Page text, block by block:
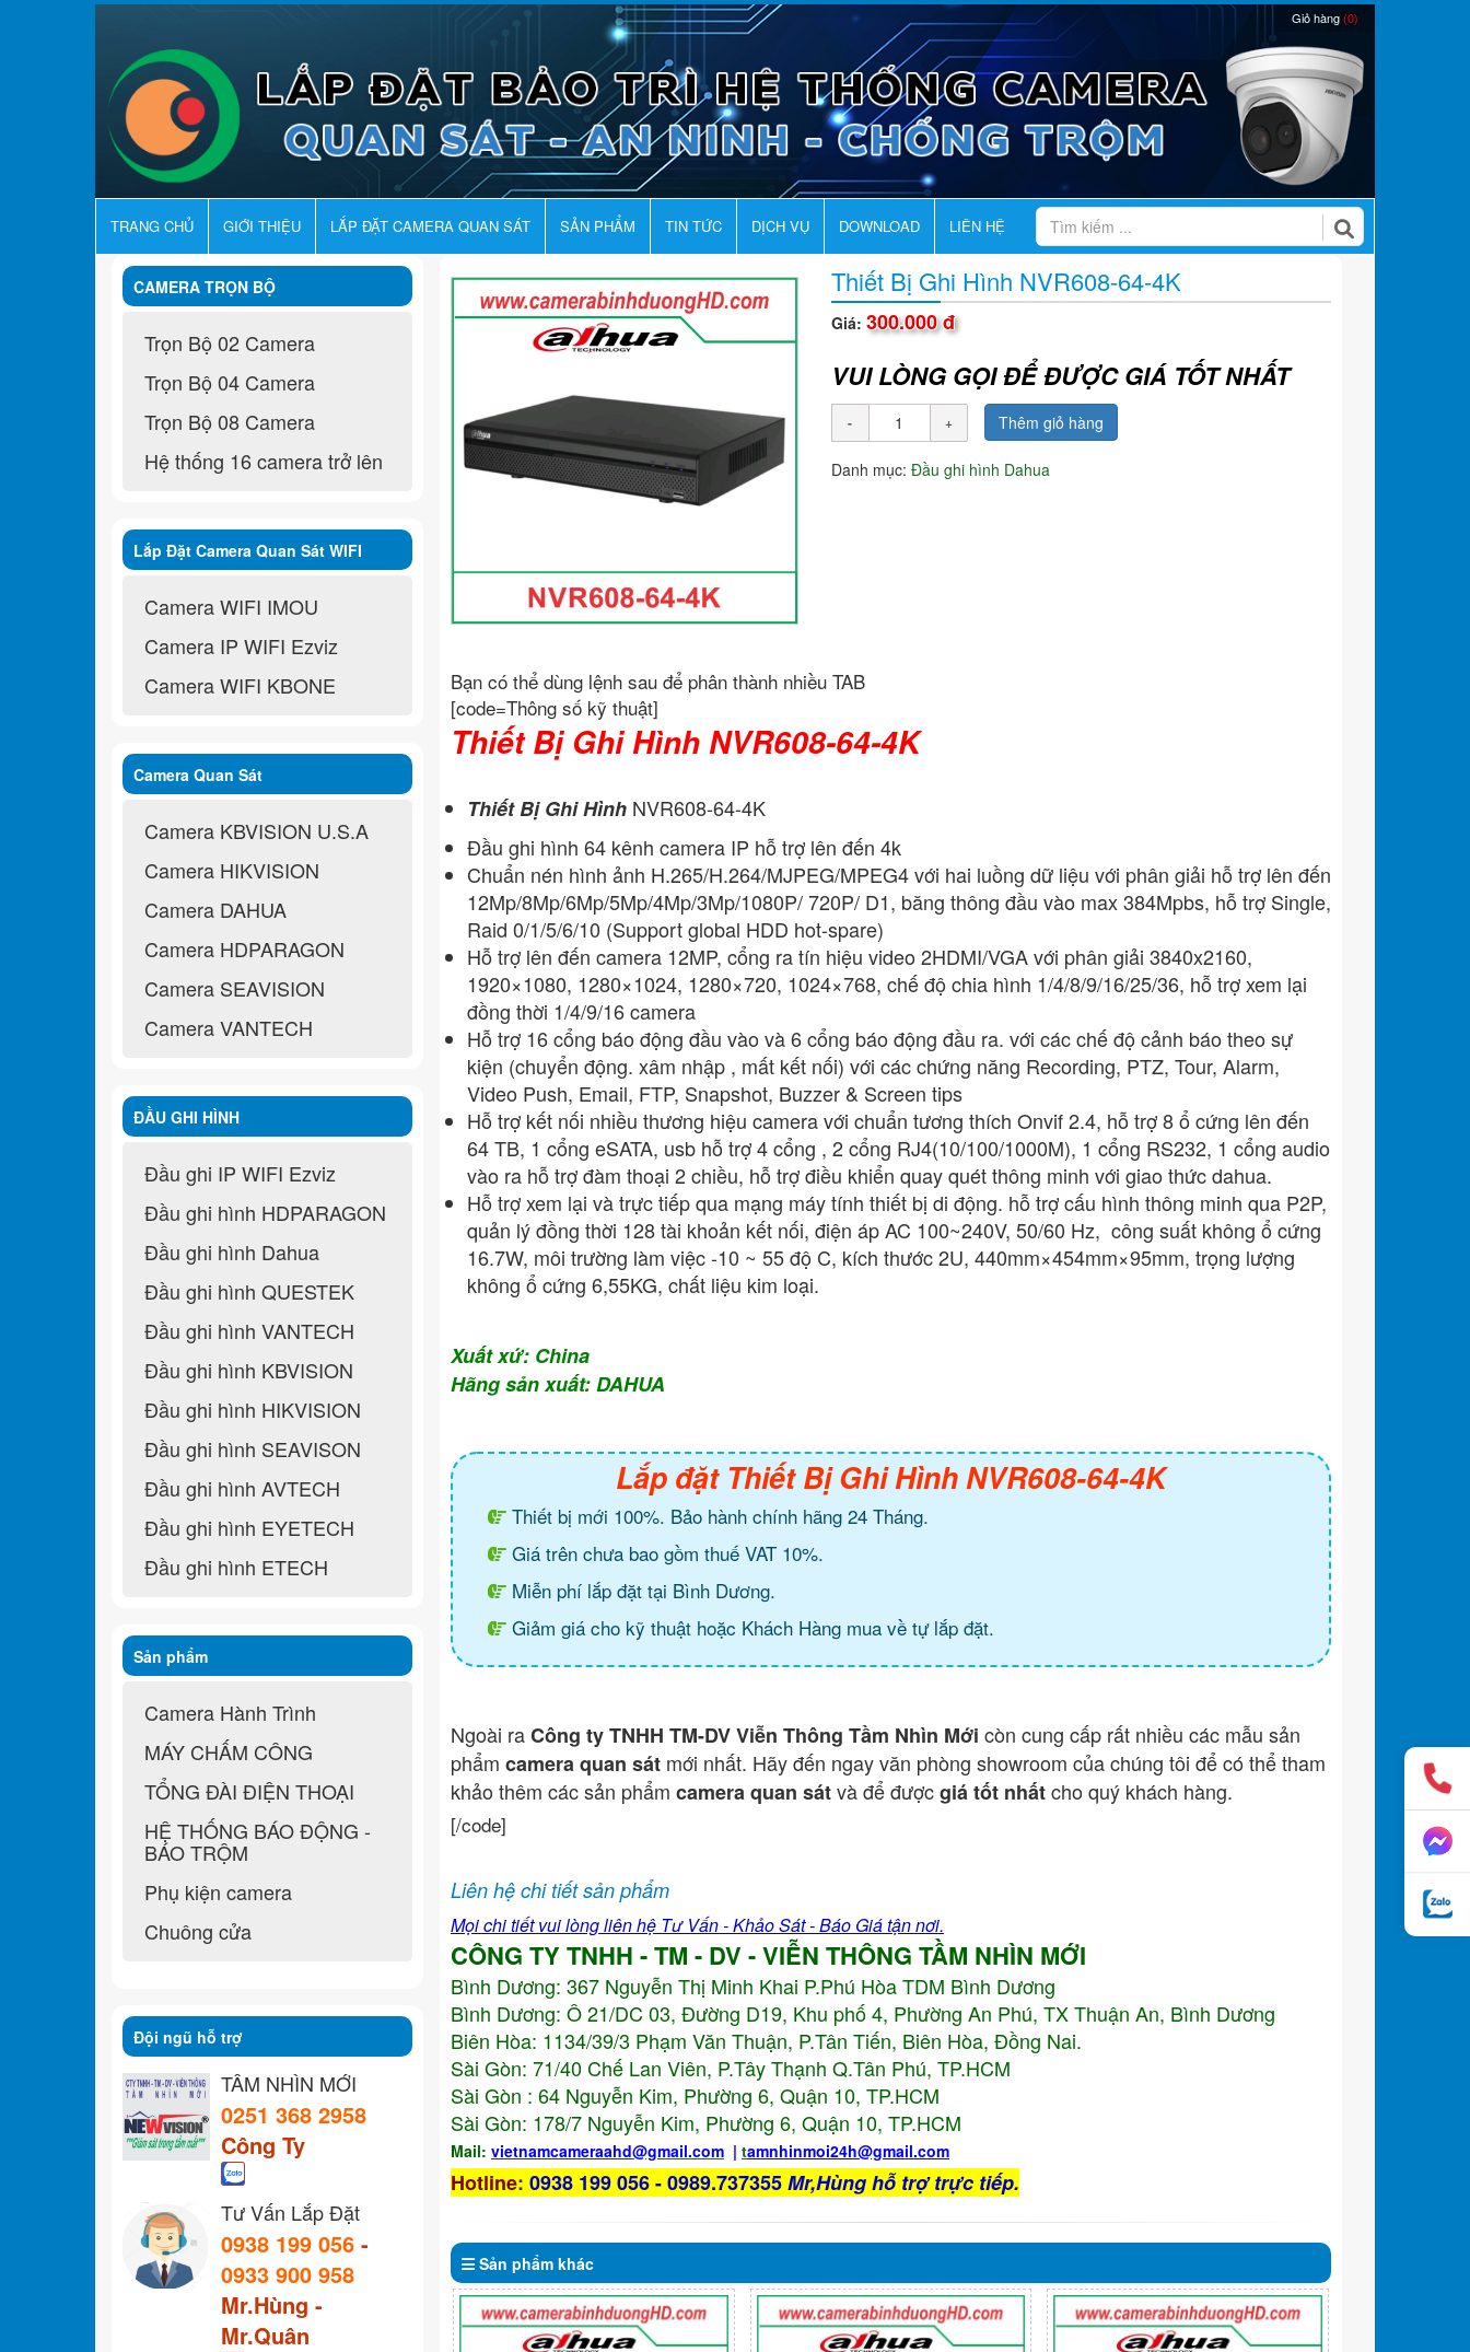
Giỏ hàng(0)
TRANG CHỦ GIỚI THIỆU LẮP ĐẶT CAMERA QUAN SÁT SẢN PHẨM TIN TỨC DỊCH VỤ DOWNLOAD LIÊN HỆ
Thiết Bị Ghi Hình NVR608-64-4K
Giá: 300.000 đ
VUI LÒNG GỌI ĐỂ ĐƯỢC GIÁ TỐT NHẤT
Thêm giỏ hàng
Danh mục: Đầu ghi hình Dahua
Bạn có thể dùng lệnh sau để phân thành nhiều TAB
[code=Thông số kỹ thuật]
Thiết Bị Ghi Hình NVR608-64-4K
Thiết Bị Ghi Hình NVR608-64-4K
Đầu ghi hình 64 kênh camera IP hỗ trợ lên đến 4k
Chuẩn nén hình ảnh H.265/H.264/MJPEG/MPEG4 với hai luồng dữ liệu với phân giải hỗ trợ lên đến
12Mp/8Mp/6Mp/5Mp/4Mp/3Mp/1080P/ 720P/ D1, băng thông đầu vào max 384Mpbs, hỗ trợ Single,
Raid 0/1/5/6/10 (Support global HDD hot-spare)
Hỗ trợ lên đến camera 12MP, cổng ra tín hiệu video 2HDMI/VGA với phân giải 3840x2160,
1920×1080, 1280×1024, 1280×720, 1024×768, chế độ chia hình 1/4/8/9/16/25/36, hỗ trợ xem lại
đồng thời 1/4/9/16 camera
Hỗ trợ 16 cổng báo động đầu vào và 6 cổng báo động đầu ra. với các chế độ cảnh báo theo sự
kiện (chuyển động. xâm nhập , mất kết nối) với các chứng năng Recording, PTZ, Tour, Alarm,
Video Push, Email, FTP, Snapshot, Buzzer & Screen tips
Hỗ trợ kết nối nhiều thương hiệu camera với chuẩn tương thích Onvif 2.4, hỗ trợ 8 ổ cứng lên đến
64 TB, 1 cổng eSATA, usb hỗ trợ 4 cổng , 2 cổng RJ4(10/100/1000M), 1 cổng RS232, 1 cổng audio
vào ra hỗ trợ đàm thoại 2 chiều, hỗ trợ điều khiển quay quét thông minh với giao thức dahua.
Hỗ trợ xem lại và trực tiếp qua mạng máy tính thiết bị di động. hỗ trợ cấu hình thông minh qua P2P,
quản lý đồng thời 128 tài khoản kết nối, điện áp AC 100~240V, 50/60 Hz, công suất không ổ cứng
16.7W, môi trường làm việc -10 ~ 55 độ C, kích thước 2U, 440mm×454mm×95mm, trọng lượng
không ổ cứng 6,55KG, chất liệu kim loại.
Xuất xứ: China
Hãng sản xuất: DAHUA
Lắp đặt Thiết Bị Ghi Hình NVR608-64-4K
Thiết bị mới 100%. Bảo hành chính hãng 24 Tháng.
Giá trên chưa bao gồm thuế VAT 10%.
Miễn phí lắp đặt tại Bình Dương.
Giảm giá cho kỹ thuật hoặc Khách Hàng mua về tự lắp đặt.
Ngoài raCông ty TNHH TM-DV Viễn Thông Tầm Nhìn Mới còn cung cấp rất nhiều các mẫu sản
phẩm camera quan sát mới nhất. Hãy đến ngay văn phòng showroom của chúng tôi để có thể tham
khảo thêm các sản phẩm camera quan sátvà để đượcgiá tốt nhấtcho quý khách hàng.
[/code]
Liên hệ chi tiết sản phẩm
Mọi chi tiết vui lòng liên hệ Tư Vấn - Khảo Sát - Báo Giá tận nơi.
CÔNG TY TNHH - TM - DV - VIỄN THÔNG TẦM NHÌN MỚI
Bình Dương: 367 Nguyễn Thị Minh Khai P.Phú Hòa TDM Bình Dương
Bình Dương: Ô 21/DC 03, Đường D19, Khu phố 4, Phường An Phú, TX Thuận An, Bình Dương
Biên Hòa: 1134/39/3 Phạm Văn Thuận, P.Tân Tiến, Biên Hòa, Đồng Nai.
Sài Gòn: 71/40 Chế Lan Viên, P.Tây Thạnh Q.Tân Phú, TP.HCM
Sài Gòn : 64 Nguyễn Kim, Phường 6, Quận 10, TP.HCM
Sài Gòn: 178/7 Nguyễn Kim, Phường 6, Quận 10, TP.HCM
Mail: vietnamcameraahd@gmail.com | tamnhinmoi24h@gmail.com
Hotline: 0938 199 056 - 0989.737355Mr,Hùng hỗ trợ trực tiếp.
Sản phẩm khác
CAMERA TRỌN BỘ
Trọn Bộ 02 Camera
Trọn Bộ 04 Camera
Trọn Bộ 08 Camera
Hệ thống 16 camera trở lên
Lắp Đặt Camera Quan Sát WIFI
Không Dây
Camera WIFI IMOU
Camera IP WIFI Ezviz
Camera WIFI KBONE
Camera Quan Sát
Camera KBVISION U.S.A
Camera HIKVISION
Camera DAHUA
Camera HDPARAGON
Camera SEAVISION
Camera VANTECH
ĐẦU GHI HÌNH
Đầu ghi IP WIFI Ezviz
Đầu ghi hình HDPARAGON
Đầu ghi hình Dahua
Đầu ghi hình QUESTEK
Đầu ghi hình VANTECH
Đầu ghi hình KBVISION
Đầu ghi hình HIKVISION
Đầu ghi hình SEAVISON
Đầu ghi hình AVTECH
Đầu ghi hình EYETECH
Đầu ghi hình ETECH
Sản phẩm
Camera Hành Trình
MÁY CHẤM CÔNG
TỔNG ĐÀI ĐIỆN THOẠI
HỆ THỐNG BÁO ĐỘNG -
BÁO TRỘM
Phụ kiện camera
Chuông cửa
Đội ngũ hỗ trợ
TẦM NHÌN MỚI
0251 368 2958
Công Ty
Tư Vấn Lắp Đặt
0938 199 056 -
0933 900 958
Mr.Hùng -
Mr.Quân